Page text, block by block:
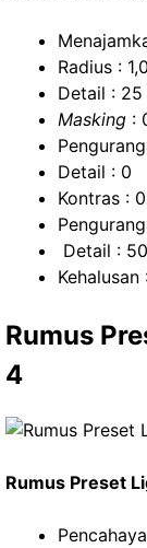
Radius :
Detail : 25
Masking :
Detail : 0
Kontras : 0
Detail : 50
Kehalusan
Rumus
4
Rumus Preset